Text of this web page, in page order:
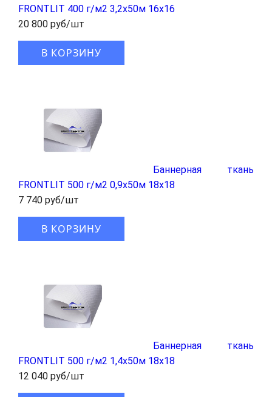
FRONTLIT 400 г/м2 3,2x50м 16x16
20 800 руб/шт
В КОРЗИНУ
Баннерная ткань
FRONTLIT 500 г/м2 0,9x50м 18x18
7 740 руб/шт
В КОРЗИНУ
Баннерная ткань
FRONTLIT 500 г/м2 1,4x50м 18x18
12 040 руб/шт